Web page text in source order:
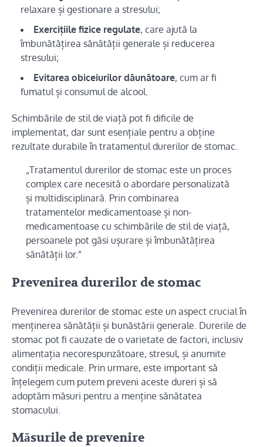
relaxare și gestionare a stresului;
Exercițiile fizice regulate, care ajută la
îmbunătățirea sănătății generale și reducerea
stresului;
Evitarea obiceiurilor dăunătoare, cum ar fi
fumatul și consumul de alcool.
Schimbările de stil de viață pot fi dificile de
implementat, dar sunt esențiale pentru a obține
rezultate durabile în tratamentul durerilor de stomac.
„Tratamentul durerilor de stomac este un proces
complex care necesită o abordare personalizată
și multidisciplinară. Prin combinarea
tratamentelor medicamentoase și non-
medicamentoase cu schimbările de stil de viață,
persoanele pot găsi ușurare și îmbunătățirea
sănătății lor.”
Prevenirea durerilor de stomac
Prevenirea durerilor de stomac este un aspect crucial în
menținerea sănătății și bunăstării generale. Durerile de
stomac pot fi cauzate de o varietate de factori, inclusiv
alimentația necorespunzătoare, stresul, și anumite
condiții medicale. Prin urmare, este important să
înțelegem cum putem preveni aceste dureri și să
adoptăm măsuri pentru a menține sănătatea
stomacului.
Măsurile de prevenire